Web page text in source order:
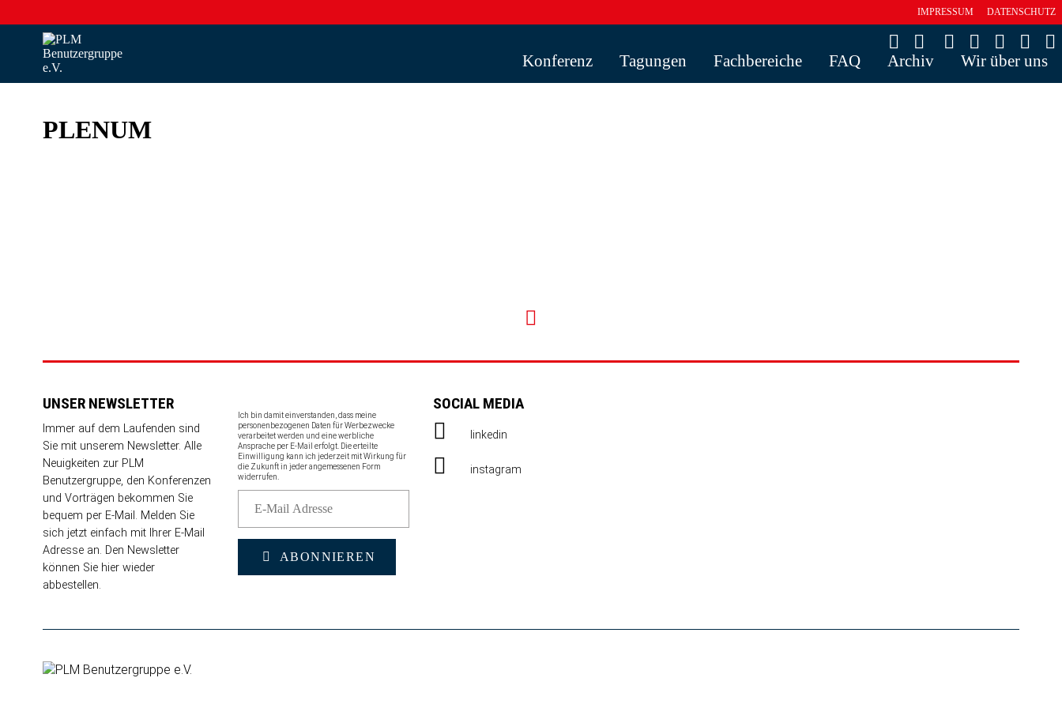
IMPRESSUM DATENSCHUTZ
Konferenz Tagungen Fachbereiche FAQ Archiv Wir über uns
PLENUM
UNSER NEWSLETTER
Immer auf dem Laufenden sind
Sie mit unserem Newsletter. Alle
Neuigkeiten zur PLM
Benutzergruppe, den Konferenzen
und Vorträgen bekommen Sie
bequem per E-Mail. Melden Sie
sich jetzt einfach mit Ihrer E-Mail
Adresse an. Den Newsletter
können Sie hier wieder
abbestellen.
Ich bin damit einverstanden, dass meine
personenbezogenen Daten für Werbezwecke
verarbeitet werden und eine werbliche
Ansprache per E-Mail erfolgt. Die erteilte
Einwilligung kann ich jederzeit mit Wirkung für
die Zukunft in jeder angemessenen Form
widerrufen.
ABONNIEREN
SOCIAL MEDIA
linkedin
instagram